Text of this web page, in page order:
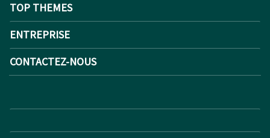
TOP THEMES
ENTREPRISE
CONTACTEZ-NOUS